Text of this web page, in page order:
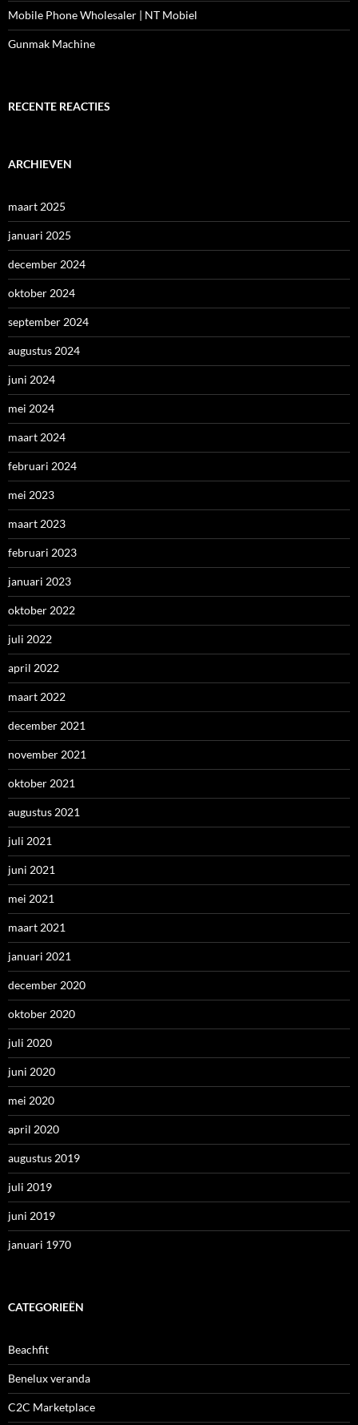
Mobile Phone Wholesaler | NT Mobiel
Gunmak Machine
RECENTE REACTIES
ARCHIEVEN
maart 2025
januari 2025
december 2024
oktober 2024
september 2024
augustus 2024
juni 2024
mei 2024
maart 2024
februari 2024
mei 2023
maart 2023
februari 2023
januari 2023
oktober 2022
juli 2022
april 2022
maart 2022
december 2021
november 2021
oktober 2021
augustus 2021
juli 2021
juni 2021
mei 2021
maart 2021
januari 2021
december 2020
oktober 2020
juli 2020
juni 2020
mei 2020
april 2020
augustus 2019
juli 2019
juni 2019
januari 1970
CATEGORIEËN
Beachfit
Benelux veranda
C2C Marketplace